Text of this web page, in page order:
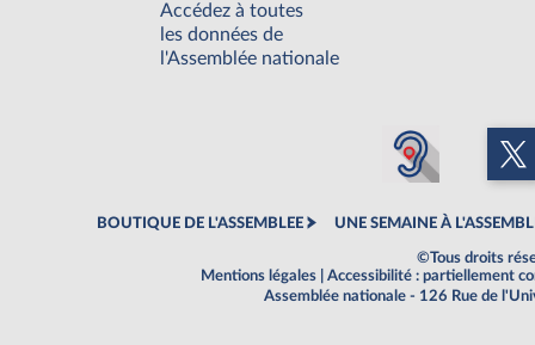
Accédez à toutes
les données de
l'Assemblée nationale
BOUTIQUE DE L'ASSEMBLEE UNE SEMAINE À
©Tous droits
Mentions légales
Accessibilité : partiellement
Assemblée nationale - 126 Rue de